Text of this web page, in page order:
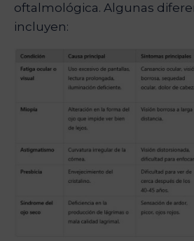
oftalmológica. Algunas
incluyen: